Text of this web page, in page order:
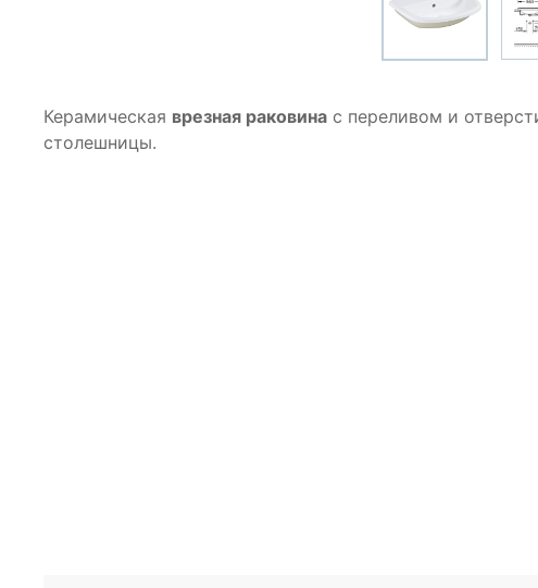
Керамическая врезная раковина с переливом и
столешницы.